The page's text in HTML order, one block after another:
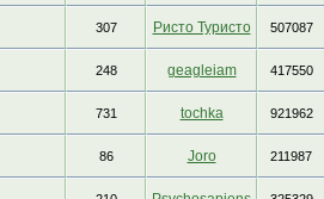
307 Ристо Туристо 507087
248 geagleiam 417550
731 tochka 921962
86 Joro 211987